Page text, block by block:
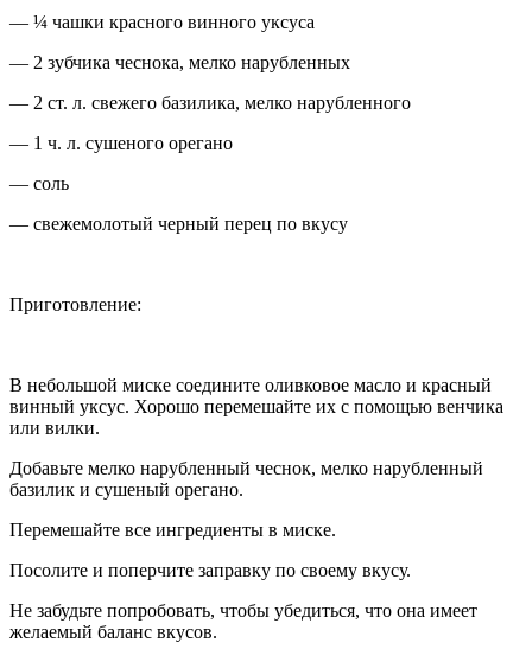
— ¼ чашки красного винного уксуса
— 2 зубчика чеснока, мелко нарубленных
— 2 ст. л. свежего базилика, мелко нарубленного
— 1 ч. л. сушеного орегано
— соль
— свежемолотый черный перец по вкусу
Приготовление:
В небольшой миске соедините оливковое масло и красный
винный уксус. Хорошо перемешайте их с помощью венчика
или вилки.
Добавьте мелко нарубленный чеснок, мелко нарубленный
базилик и сушеный орегано.
Перемешайте все ингредиенты в миске.
Посолите и поперчите заправку по своему вкусу.
Не забудьте попробовать, чтобы убедиться, что она имеет
желаемый баланс вкусов.